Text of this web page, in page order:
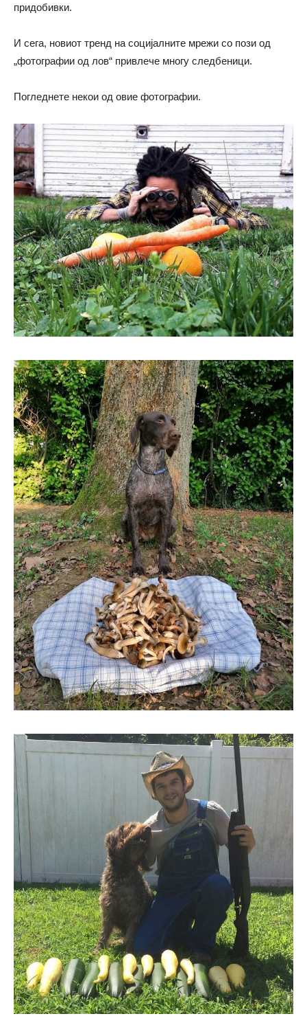
придобивки.
И сега, новиот тренд на социјалните мрежи со пози од
„фотографии од лов“ привлече многу следбеници.
Погледнете некои од овие фотографии.